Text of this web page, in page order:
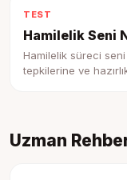
TEST
Hamilelik Seni
Hamilelik süreci seni
tepkilerine ve
Uzman